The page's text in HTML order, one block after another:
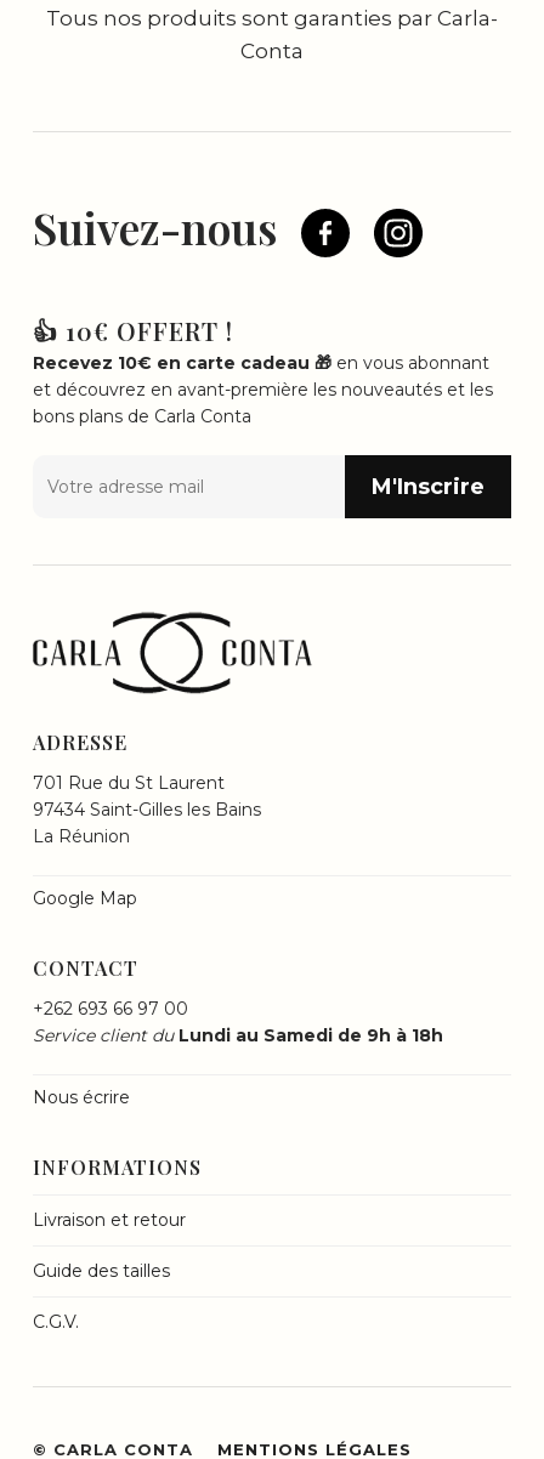
Tous nos produits sont garanties par Carla-
Conta
Suivez-nous
👍 10€ OFFERT !
Recevez 10€ en carte cadeau 🎁en vous abonnant
et découvrez en avant-première les nouveautés et les
bons plans de Carla Conta
ADRESSE
701 Rue du St Laurent
97434 Saint-Gilles les Bains
La Réunion
Google Map
CONTACT
+262 693 66 97 00
Service client du Lundi au Samedi de 9h à 18h
Nous écrire
INFORMATIONS
Livraison et retour
Guide des tailles
C.G.V.
© CARLA CONTA MENTIONS LÉGALES